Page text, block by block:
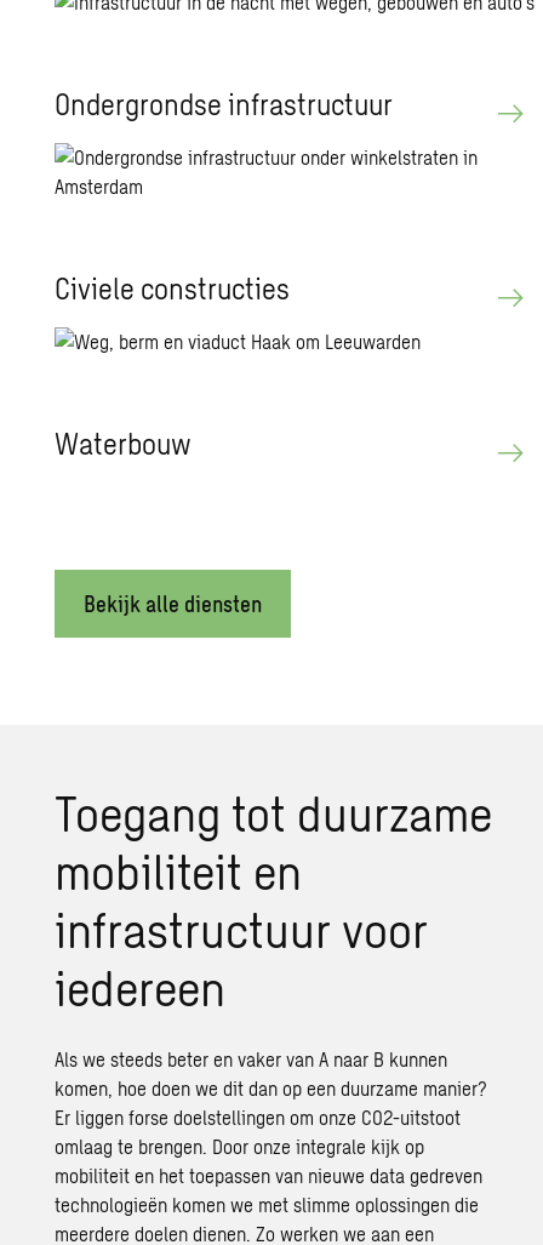
On­der­grond­se in­fra­struc­tuur
Ci­vie­le con­struc­ties
Wa­ter­bouw
Bekijk alle diensten
Toegang tot duurzame
mobiliteit en
infrastructuur voor
iedereen
Als we steeds beter en vaker van A naar B kunnen
komen, hoe doen we dit dan op een duurzame manier?
Er liggen forse doelstellingen om onze CO2-uitstoot
omlaag te brengen. Door onze integrale kijk op
mobiliteit en het toepassen van nieuwe data gedreven
technologieën komen we met slimme oplossingen die
meerdere doelen dienen. Zo werken we aan een